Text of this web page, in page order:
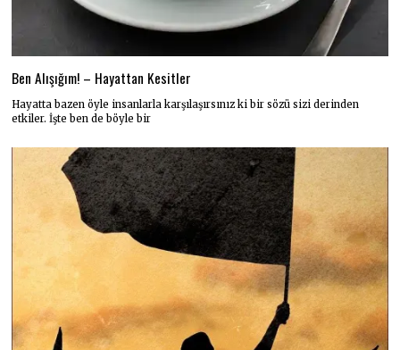
Ben Alışığım! – Hayattan Kesitler
Hayatta bazen öyle insanlarla karşılaşırsınız ki bir sözü sizi derinden
etkiler. İşte ben de böyle bir